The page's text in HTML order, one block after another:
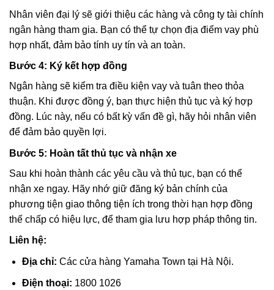
Nhân viên đại lý sẽ giới thiệu các hàng và công ty tài chính
ngân hàng tham gia. Bạn có thể tự chọn địa điểm vay phù
hợp nhất, đảm bảo tính uy tín và an toàn.
Bước 4: Ký kết hợp đồng
Ngân hàng sẽ kiểm tra điều kiện vay và tuân theo thỏa
thuận. Khi được đồng ý, bạn thực hiện thủ tục và ký hợp
đồng. Lúc này, nếu có bất kỳ vấn đề gì, hãy hỏi nhân viên
để đảm bảo quyền lợi.
Bước 5: Hoàn tất thủ tục và nhận xe
Sau khi hoàn thành các yêu cầu và thủ tục, bạn có thể
nhận xe ngay. Hãy nhớ giữ đăng ký bản chính của
phương tiện giao thông tiện ích trong thời hạn hợp đồng
thế chấp có hiệu lực, để tham gia lưu hợp pháp thông tin.
Liên hệ:
Địa chỉ: Các cửa hàng Yamaha Town tại Hà Nội.
Điện thoại: 1800 1026